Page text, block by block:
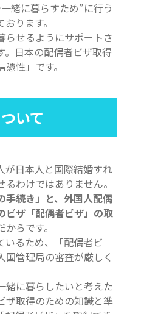
緒に暮らすため”に行う
ります。
らせるようにサポートさ
。日本の配偶者ビザ取得
性」です。
いて
が日本人と国際結婚すれ
わけではありません。
手続き」と、外国人配偶
ビザ「配偶者ビザ」の取
からです。
いるため、「配偶者ビ
管理局の審査が厳しく
緒に暮らしたいと考えた
ザ取得のための知識と準